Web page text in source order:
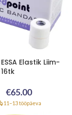
Elastik Liim-
€65.00
11–13 tööpäeva